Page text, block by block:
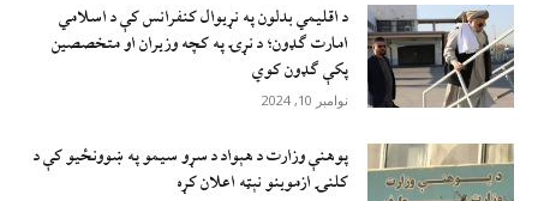
د اقليمي بدلون په نړيوال کنفرانس کې د اسلامي
امارت ګډون؛ د نړۍ په کچه وزيران او متخصصين
پکې ګډون کوي
نوامبر 10, 2024
پوهنې وزارت د هېواد د سړو سيمو په ښوونځيو کې د
کلنۍ ازموينو نېټه اعلان کړه